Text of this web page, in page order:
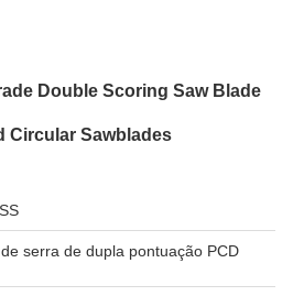
Double Scoring Saw Blade
Circular Sawblades
serra de dupla pontuação PCD